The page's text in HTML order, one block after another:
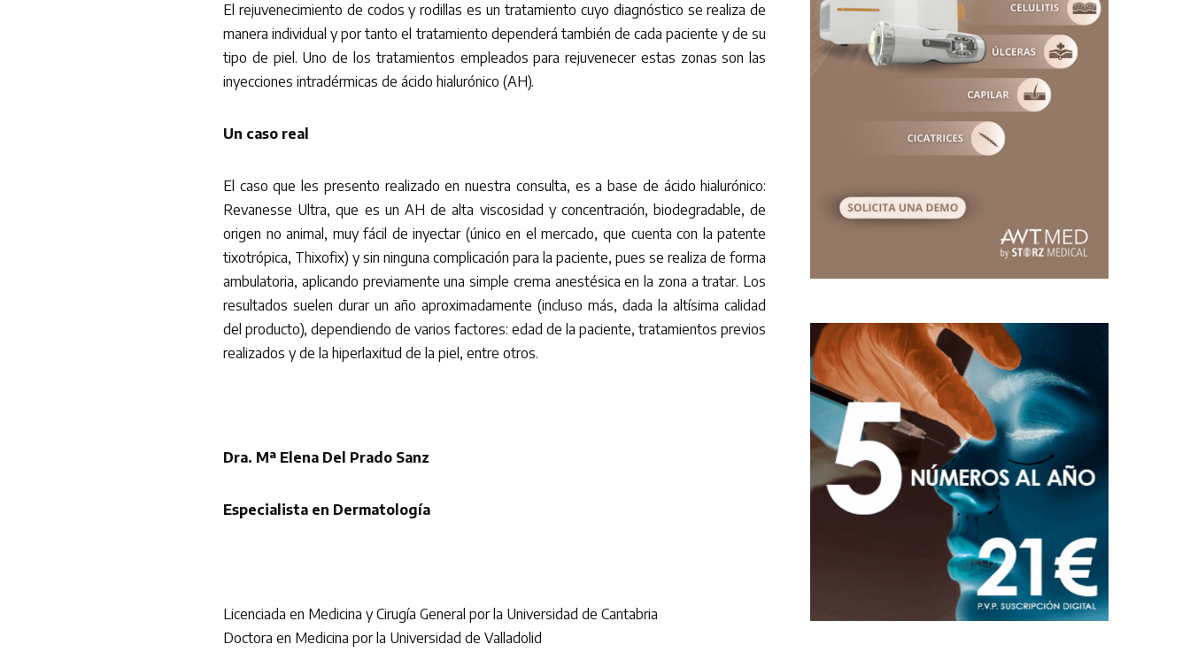
El rejuvenecimiento de codos y rodillas es un tratamiento cuyo diagnóstico se realiza de
manera individual y por tanto el tratamiento dependerá también de cada paciente y de su
tipo de piel. Uno de los tratamientos empleados para rejuvenecer estas zonas son las
inyecciones intradérmicas de ácido hialurónico (AH).
Un caso real
El caso que les presento realizado en nuestra consulta, es a base de ácido hialurónico:
Revanesse Ultra, que es un AH de alta viscosidad y concentración, biodegradable, de
origen no animal, muy fácil de inyectar (único en el mercado, que cuenta con la patente
tixotrópica, Thixofix) y sin ninguna complicación para la paciente, pues se realiza de forma
ambulatoria, aplicando previamente una simple crema anestésica en la zona a tratar. Los
resultados suelen durar un año aproximadamente (incluso más, dada la altísima calidad
del producto), dependiendo de varios factores: edad de la paciente, tratamientos previos
realizados y de la hiperlaxitud de la piel, entre otros.
Dra. Mª Elena Del Prado Sanz
Especialista en Dermatología
Licenciada en Medicina y Cirugía General por la Universidad de Cantabria
Doctora en Medicina por la Universidad de Valladolid